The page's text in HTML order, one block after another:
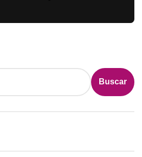
Buscar